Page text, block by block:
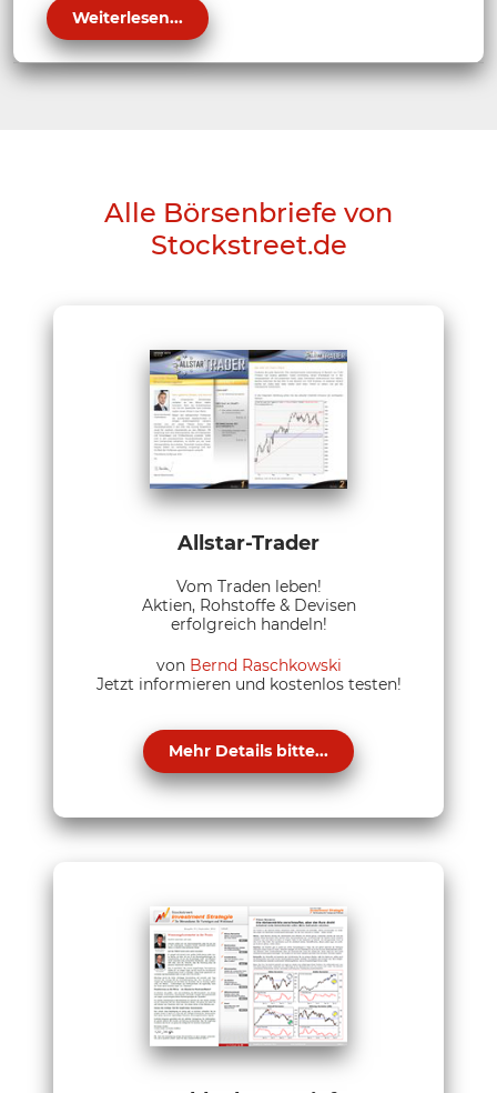
Weiterlesen...
Alle Börsenbriefe von
Stockstreet.de
Allstar-Trader
Vom Traden leben!
Aktien, Rohstoffe & Devisen
erfolgreich handeln!
von Bernd Raschkowski
Jetzt informieren und kostenlos testen!
Mehr Details bitte...